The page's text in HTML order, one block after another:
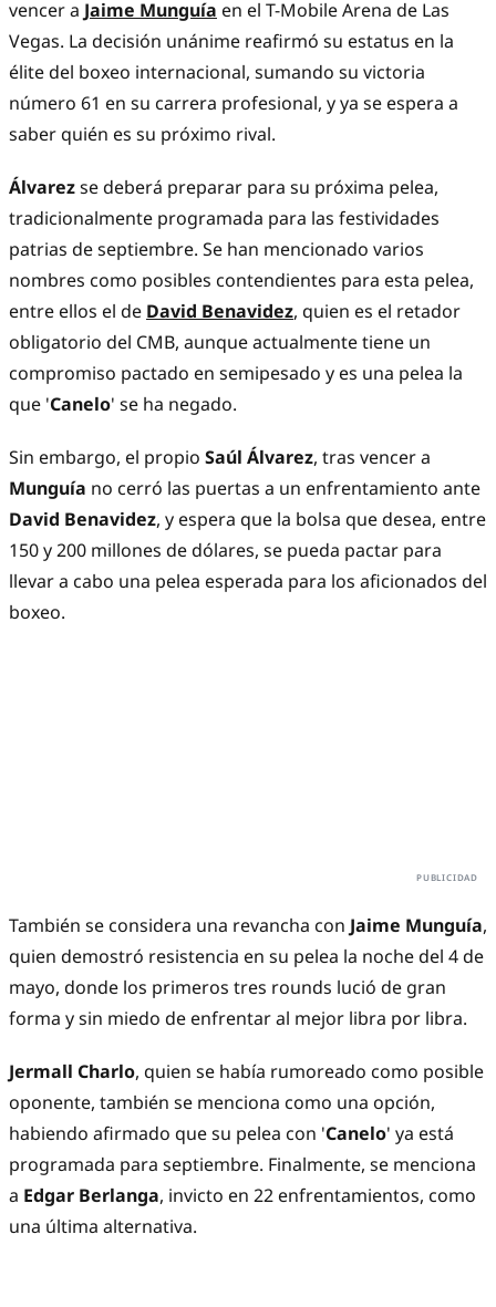
vencer a Jaime Munguía en el T-Mobile Arena de Las
Vegas. La decisión unánime reafirmó su estatus en la
élite del boxeo internacional, sumando su victoria
número 61 en su carrera profesional, y ya se espera a
saber quién es su próximo rival.
Álvarezse deberá preparar para su próxima pelea,
tradicionalmente programada para las festividades
patrias de septiembre. Se han mencionado varios
nombres como posibles contendientes para esta pelea,
entre ellos el de David Benavidez, quien es el retador
obligatorio del CMB, aunque actualmente tiene un
compromiso pactado en semipesado y es una pelea la
que 'Canelo' se ha negado.
Sin embargo, el propio Saúl Álvarez, tras vencer a
Munguía no cerró las puertas a un enfrentamiento ante
David Benavidez, y espera que la bolsa que desea, entre
150 y 200 millones de dólares, se pueda pactar para
llevar a cabo una pelea esperada para los aficionados del
boxeo.
También se considera una revancha con Jaime Munguía,
quien demostró resistencia en su pelea la noche del 4 de
mayo, donde los primeros tres rounds lució de gran
forma y sin miedo de enfrentar al mejor libra por libra.
Jermall Charlo, quien se había rumoreado como posible
oponente, también se menciona como una opción,
habiendo afirmado que su pelea con 'Canelo' ya está
programada para septiembre. Finalmente, se menciona
a Edgar Berlanga, invicto en 22 enfrentamientos, como
una última alternativa.